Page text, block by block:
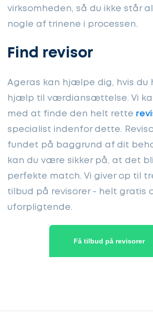
virksomheden, så du ikke står
nogle af trinene i processen.
Find revisor
Ageras kan hjælpe dig, hvis du
hjælp til værdiansættelse. Vi
med at finde den helt rette
specialist indenfor dette.
fundet på baggrund af dit
kan du være sikker på, at det
perfekte match. Vi giver op til
tilbud på revisorer - helt gratis
uforpligtende.
Få tilbud på revisorer